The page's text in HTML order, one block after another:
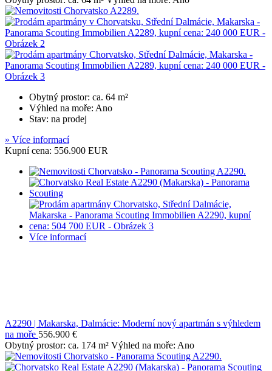
Obytný prostor: ca. 64 m²
Výhled na moře: Ano
Stav: na prodej
» Více informací
Kupní cena: 556.900 EUR
Více informací
A2290 | Makarska, Dalmácie: Moderní nový apartmán s výhledem
na moře 556.900 €
Obytný prostor: ca. 174 m² Výhled na moře: Ano